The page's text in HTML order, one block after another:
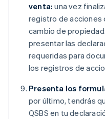
venta: una vez
registro de acciones
cambio de
presentar las
requeridas para
los registros de
Presenta los
por último, tendrás
QSBS en tu